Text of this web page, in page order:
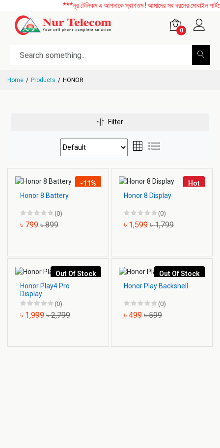
***নূর টেলিকম এ আপনাকে স্বাগতম ! আমাদের সব ধরনের মোবাইল
0
Home Products HONOR
Filter
-11%
Honor 8 Battery
(0)
৳ 799 ৳ 899
Hot
Honor 8 Display
(0)
৳ 1,599 ৳ 1,799
Out Of Stock
Honor Play4 Pro
Display
(0)
৳ 1,999 ৳ 2,799
Out Of Stock
Honor Play Backshell
(0)
৳ 499 ৳ 599